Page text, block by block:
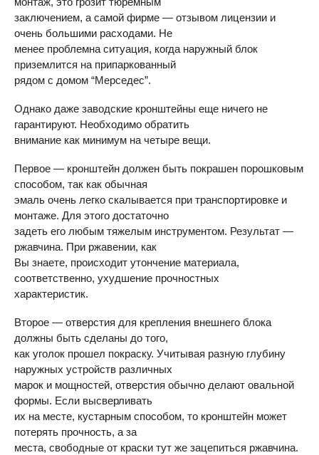
заключением, а самой фирме — отзывом лицензии и
очень большими расходами. Не
менее проблемна ситуация, когда наружный блок
приземлится на припаркованный
рядом с домом “Мерседес”.
Однако даже заводские кронштейны еще ничего не
гарантируют. Необходимо обратить
внимание как минимум на четыре вещи.
Первое — кронштейн должен быть покрашен порошковым
способом, так как обычная
эмаль очень легко скалывается при транспортировке и
монтаже. Для этого достаточно
задеть его любым тяжелым инструментом. Результат —
ржавчина. При ржавении, как
Вы знаете, происходит утончение материала,
соответственно, ухудшение прочностных
характеристик.
Второе — отверстия для крепления внешнего блока
должны быть сделаны до того,
как уголок прошел покраску. Учитывая разную глубину
наружных устройств различных
марок и мощностей, отверстия обычно делают овальной
формы. Если высверливать
их на месте, кустарным способом, то кронштейн может
потерять прочность, а за
места, свободные от краски тут же зацепиться ржавчина.